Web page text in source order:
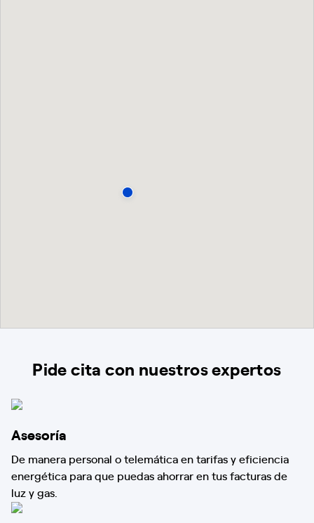
Pide cita con nuestros expertos
Asesoría
De manera personal o telemática en tarifas y eficiencia
energética para que puedas ahorrar en tus facturas de
luz y gas.